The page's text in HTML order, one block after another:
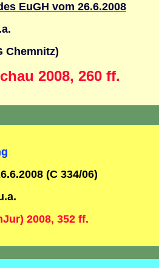
EuGH vom 26.6.2008
Chemnitz)
2008, 260 ff.
(C 334/06)
2008, 352 ff.